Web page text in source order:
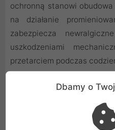
ochronną stanowi
na działanie
zabezpiecza
uszkodzeniami
przetarciem podczas
Projektowanie
komponentów, które
Dbamy o